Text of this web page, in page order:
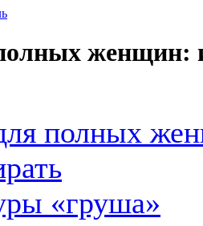
женщин:
полных
«груша»